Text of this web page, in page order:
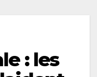
: les